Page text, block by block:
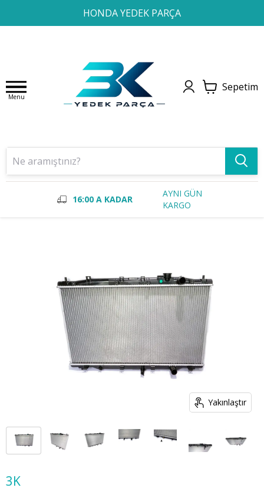
HONDA YEDEK PARÇA
1 2 3 4
Menu
Sepetim
16:00 A KADAR
AYNI GÜN
KARGO
Yakınlaştır
3K